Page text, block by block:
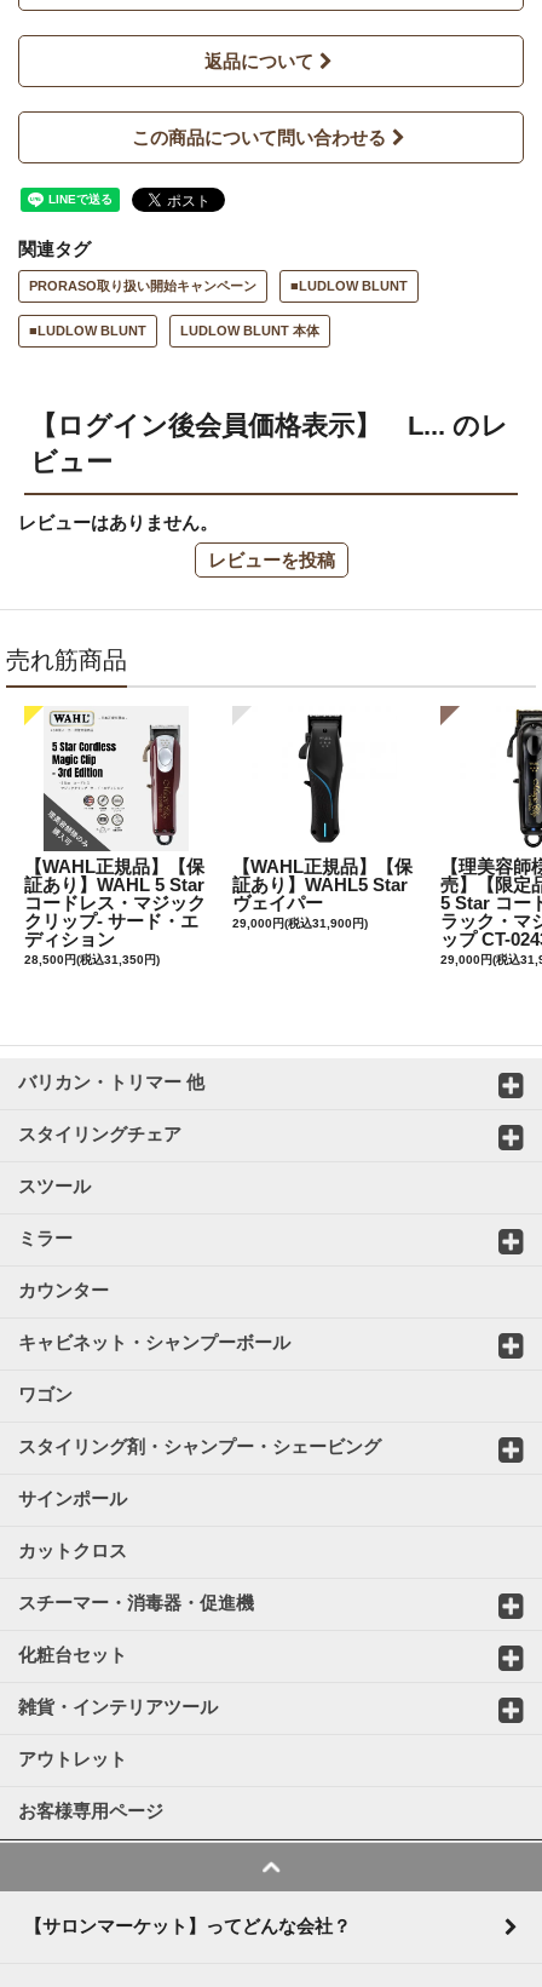
返品について
この商品について問い合わせる
関連タグ
PRORASO取り扱い開始キャンペーン ■LUDLOW BLUNT
■LUDLOW BLUNT LUDLOW BLUNT 本体
【ログイン後会員価格表示】 L... のレ
ビュー
レビューはありません。
レビューを投稿
売れ筋商品
【WAHL正規品】【保
証あり】WAHL 5 Star
コードレス・マジック
クリップ- サード・エ
ディション
28,500円(税込31,350円)
【WAHL正規品】【保
証あり】WAHL5 Star
ヴェイパー
29,000円(税込31,900円)
【理美容師
売】【限定
5 Star コー
ラック・マ
ップ CT-
29,000円(税込
バリカン・トリマー 他
スタイリングチェア
スツール
ミラー
カウンター
キャビネット・シャンプーボール
ワゴン
スタイリング剤・シャンプー・シェービング
サインポール
カットクロス
スチーマー・消毒器・促進機
化粧台セット
雑貨・インテリアツール
アウトレット
お客様専用ページ
【サロンマーケット】ってどんな会社？